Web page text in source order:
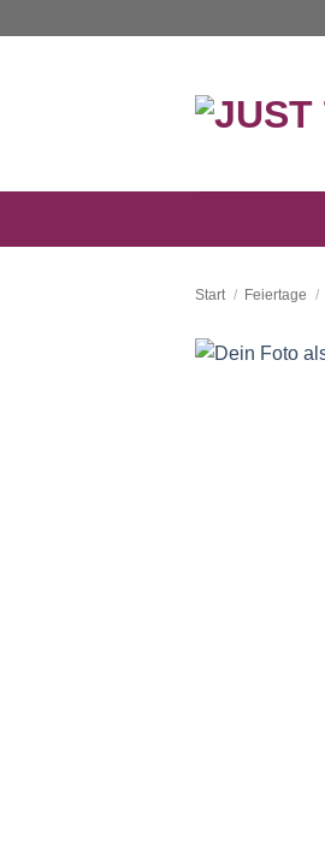
Start / Feiertage /